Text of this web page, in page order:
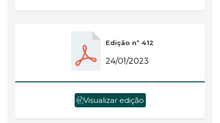
Edição nº 412
24/01/2023
Visualizar edição